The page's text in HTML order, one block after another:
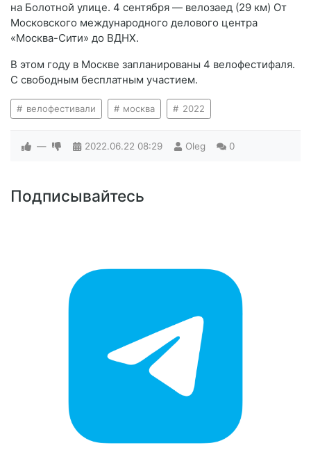
на Болотной улице. 4 сентября — велозаед (29 км) От
Московского международного делового центра
«Москва-Сити» до ВДНХ.
В этом году в Москве запланированы 4 велофестифаля.
С свободным бесплатным участием.
велофестивали москва 2022
— 2022.06.22 08:29 Oleg 0
Подписывайтесь